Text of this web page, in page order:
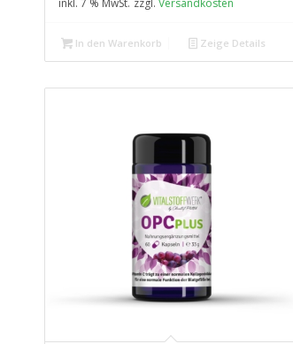
inkl. 7 % MwSt. zzgl. Versandkosten
In den Warenkorb Zeige Details